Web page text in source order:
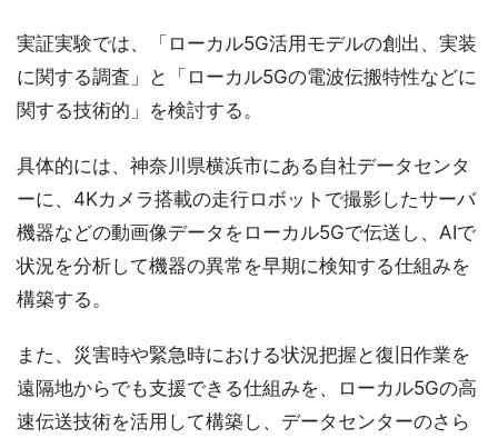
実証実験では、「ローカル5G活用モデルの創出、実装
に関する調査」と「ローカル5Gの電波伝搬特性などに
関する技術的」を検討する。
具体的には、神奈川県横浜市にある自社データセンタ
ーに、4Kカメラ搭載の走行ロボットで撮影したサーバ
機器などの動画像データをローカル5Gで伝送し、AIで
状況を分析して機器の異常を早期に検知する仕組みを
構築する。
また、災害時や緊急時における状況把握と復旧作業を
遠隔地からでも支援できる仕組みを、ローカル5Gの高
速伝送技術を活用して構築し、データセンターのさら